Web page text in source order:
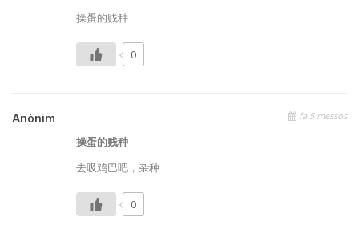
操蛋的贱种
0
Anònim fa 5 messos
操蛋的贱种
去吸鸡巴吧，杂种
0